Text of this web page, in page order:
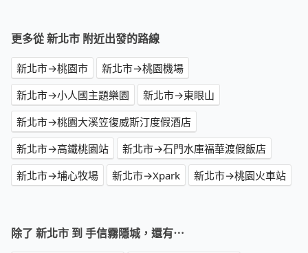
更多從 新北市 附近出發的路線
新北市→桃園市
新北市→桃園機場
新北市→小人國主題樂園
新北市→東眼山
新北市→桃園大溪笠復威斯汀度假酒店
新北市→高鐵桃園站
新北市→石門水庫福華渡假飯店
新北市→埔心牧場
新北市→Xpark 新北市→桃園火車站
除了 新北市 到 手信霧隱城，還有⋯